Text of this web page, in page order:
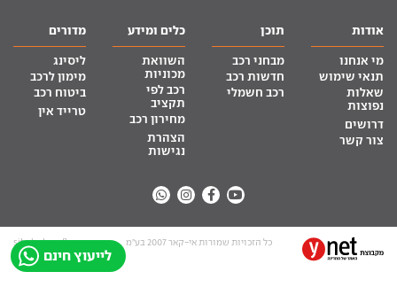
לייעוץ חינם
אודות
מי אנחנו
תנאי שימוש
שאלות
נפוצות
דרושים
צור קשר
תוכן
מבחני רכב
חדשות רכב
רכב חשמלי
כלים ומידע
השוואת
מכוניות
רכב לפי
תקציב
מחירון רכב
הצהרת
נגישות
מדורים
ליסינג
מימון לרכב
ביטוח רכב
טרייד אין
כל הזכויות שמורות אי-קאר 2007 בע”מ site by tq.soft